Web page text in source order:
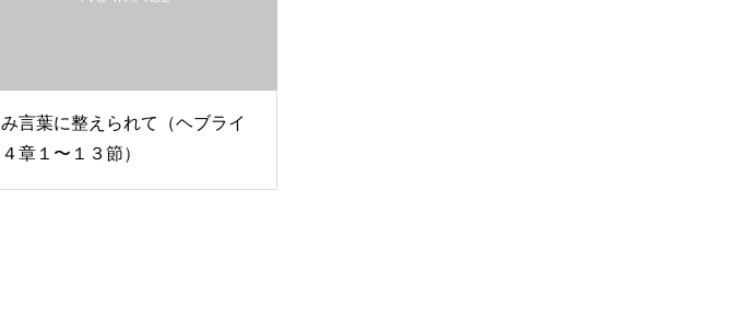
み言葉に整えられて（ヘブライ
４章１〜１３節）